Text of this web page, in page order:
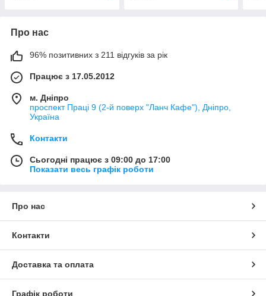
Про нас
96% позитивних з 211 відгуків за рік
Працює з 17.05.2012
м. Дніпро
проспект Праці 9 (2-й поверх "Ланч Кафе"), Дніпро,
Україна
Контакти
Сьогодні працює з 09:00 до 17:00
Показати весь графік роботи
Про нас
Контакти
Доставка та оплата
Графік роботи